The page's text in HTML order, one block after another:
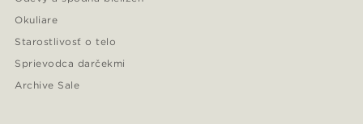
Okuliare
Starostlivosť o telo
Sprievodca darčekmi
Archive Sale